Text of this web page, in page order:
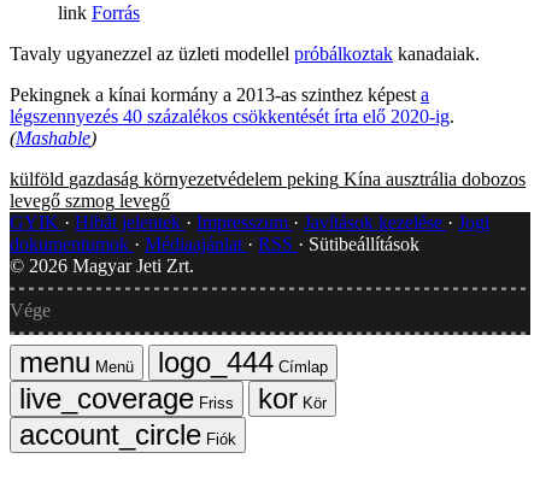
Forrás
Tavaly ugyanezzel az üzleti modellel próbálkoztak kanadaiak.
Pekingnek a kínai kormány a 2013-as szinthez képest a
légszennyezés 40 százalékos csökkentését írta elő 2020-ig.
(Mashable)
külföld gazdaság környezetvédelem peking Kína ausztrália dobozos
levegő szmog levegő
GYIK
Hibát jelentek Impresszum Javítások kezelése
Jogi
dokumentumok
Médiaajánlat RSS
Sütibeállítások
© 2026 Magyar Jeti Zrt.
Vége
Menü
Címlap
Friss
Kör
Fiók